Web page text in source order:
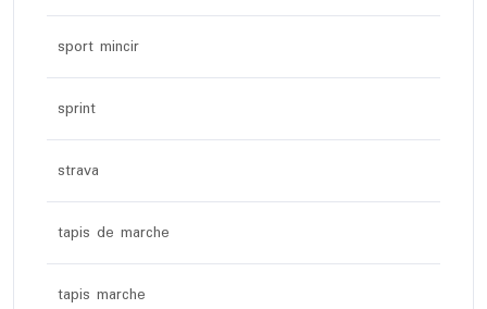
sport mincir
sprint
strava
tapis de marche
tapis marche